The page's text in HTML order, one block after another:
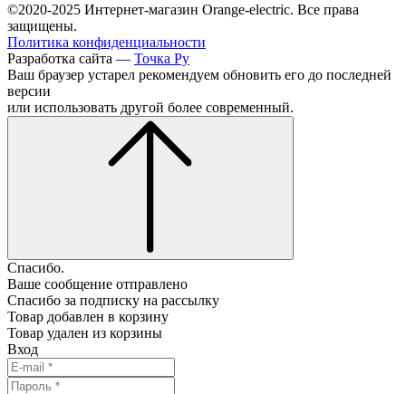
©2020-2025 Интернет-магазин Orange-electric. Все права
защищены.
Политика конфиденциальности
Разработка сайта — Точка Ру
Ваш браузер устарел рекомендуем обновить его до последней
версии
или использовать другой более современный.
Спасибо.
Ваше сообщение отправлено
Спасибо за подписку на рассылку
Товар добавлен в корзину
Товар удален из корзины
Вход